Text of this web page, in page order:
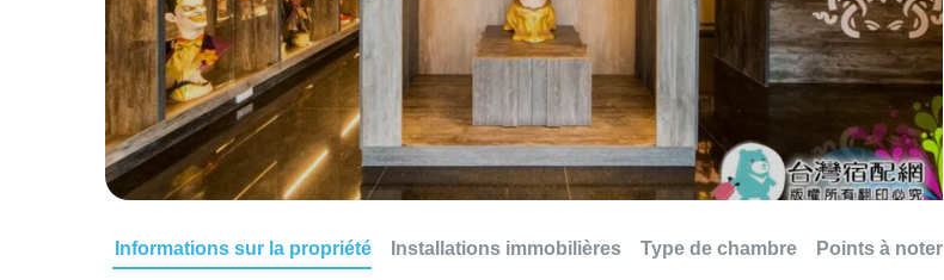
Informations sur la propriété Installations immobilières Type de chambre Points à noter